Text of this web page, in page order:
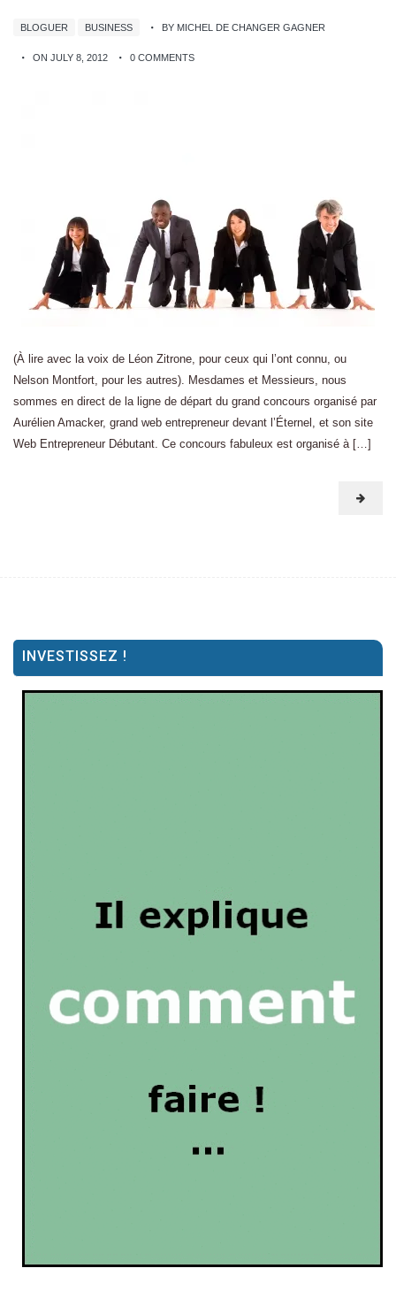
BLOGUER BUSINESS BY MICHEL DE CHANGER GAGNER
ON JULY 8, 2012 0 COMMENTS
(À lire avec la voix de Léon Zitrone, pour ceux qui l’ont connu, ou
Nelson Montfort, pour les autres). Mesdames et Messieurs, nous
sommes en direct de la ligne de départ du grand concours organisé par
Aurélien Amacker, grand web entrepreneur devant l’Éternel, et son site
Web Entrepreneur Débutant. Ce concours fabuleux est organisé à […]
INVESTISSEZ !